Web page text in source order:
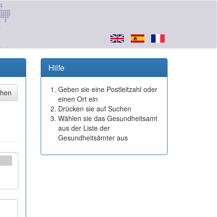
Hilfe
Geben sie eine Postleitzahl oder
einen Ort ein
Drücken sie auf Suchen
Wählen sie das Gesundheitsamt
aus der Liste der
Gesundheitsämter aus